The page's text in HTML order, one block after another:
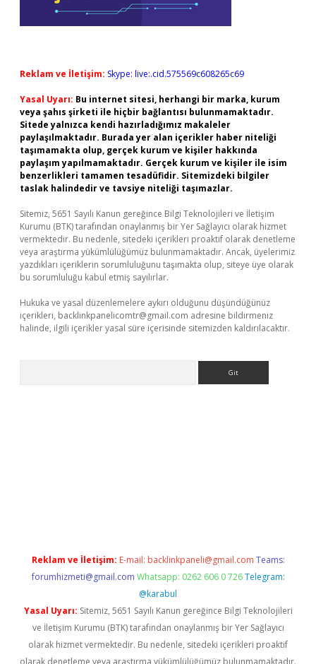
Reklam ve İletişim: Skype: live:.cid.575569c608265c69
Yasal Uyarı: Bu internet sitesi, herhangi bir marka, kurum
veya şahıs şirketi ile hiçbir bağlantısı bulunmamaktadır.
Sitede yalnızca kendi hazırladığımız makaleler
paylaşılmaktadır. Burada yer alan içerikler haber niteliği
taşımamakta olup, gerçek kurum ve kişiler hakkında
paylaşım yapılmamaktadır. Gerçek kurum ve kişiler ile isim
benzerlikleri tamamen tesadüfidir. Sitemizdeki bilgiler
taslak halindedir ve tavsiye niteliği taşımazlar.
Sitemiz, 5651 Sayılı Kanun gereğince Bilgi Teknolojileri ve İletişim
Kurumu (BTK) tarafından onaylanmış bir Yer Sağlayıcı olarak hizmet
vermektedir. Bu nedenle, sitedeki içerikleri proaktif olarak denetleme
veya araştırma yükümlülüğümüz bulunmamaktadır. Ancak, üyelerimiz
yazdıkları içeriklerin sorumluluğunu taşımakta olup, siteye üye olarak
bu sorumluluğu kabul etmiş sayılırlar.
Hukuka ve yasal düzenlemelere aykırı olduğunu düşündüğünüz
içerikleri, backlinkpanelicomtr@gmail.com adresine bildirmeniz
halinde, ilgili içerikler yasal süre içerisinde sitemizden kaldırılacaktır.
Reklam ve İletişim: E-mail: backlinkpaneli@gmail.com Teams:
forumhizmeti@gmail.com Whatsapp: 0262 606 0 726 Telegram:
@karabul
Yasal Uyarı: Sitemiz, 5651 Sayılı Kanun gereğince Bilgi Teknolojileri
ve İletişim Kurumu (BTK) tarafından onaylanmış bir Yer Sağlayıcı
olarak hizmet vermektedir. Bu nedenle, sitedeki içerikleri proaktif
olarak denetleme veya araştırma yükümlülüğümüz bulunmamaktadır.